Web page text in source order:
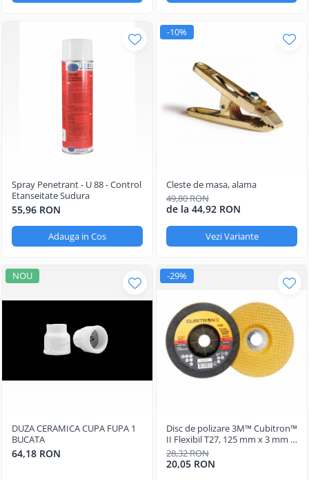
Spray Penetrant - U 88 - Control
Etanseitate Sudura
55,96 RON
Adauga in Cos
-10%
Cleste de masa, alama
49,80 RON
de la 44,92 RON
Vezi Variante
NOU
DUZA CERAMICA CUPA FUPA 1
BUCATA
64,18 RON
-29%
Disc de polizare 3M™ Cubitron™
II Flexibil T27, 125 mm x 3 mm x
22.23 mm A36
28,32 RON
20,05 RON